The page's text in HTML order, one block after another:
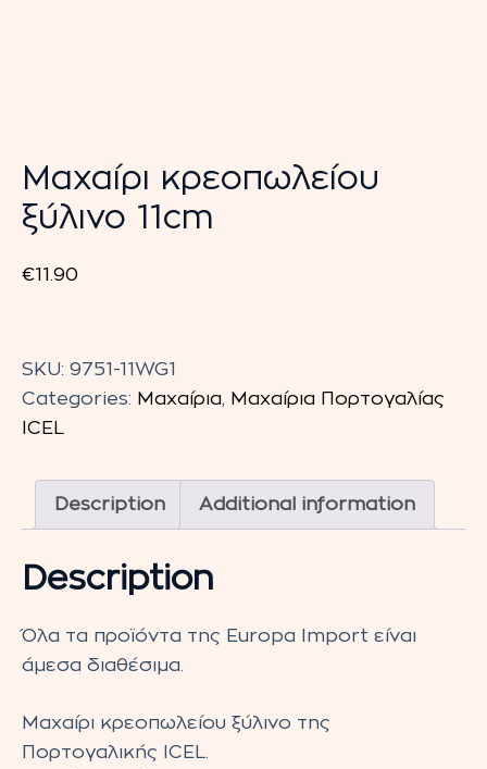
Μαχαίρι κρεοπωλείου
ξύλινο 11cm
€11.90
κρεοπωλείου
ξύλινο
11cm
SKU: 9751-11WG1
Categories: Μαχαίρια, Μαχαίρια Πορτογαλίας
ICEL
Description Additional information
Description
Όλα τα προϊόντα της Europa Import είναι
άμεσα διαθέσιμα.
Μαχαίρι κρεοπωλείου ξύλινο της
Πορτογαλικής ICEL.